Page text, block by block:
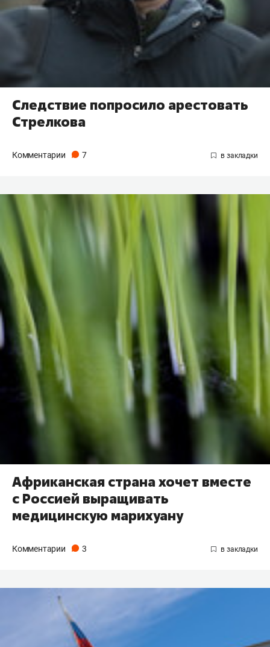
Следствие попросило арестовать
Стрелкова
Комментарии 7
Африканская страна хочет вместе
с Россией выращивать
медицинскую марихуану
Комментарии 3